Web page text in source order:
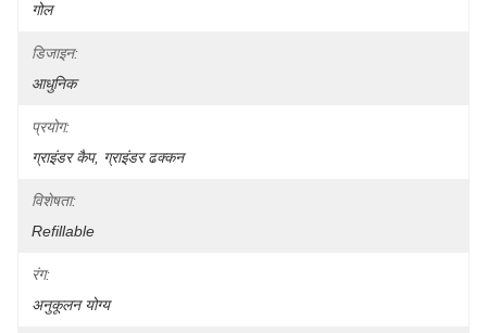
गोल
डिजाइन:
आधुनिक
प्रयोग:
ग्राइंडर कैप, ग्राइंडर ढक्कन
विशेषता:
Refillable
रंग:
अनुकूलन योग्य